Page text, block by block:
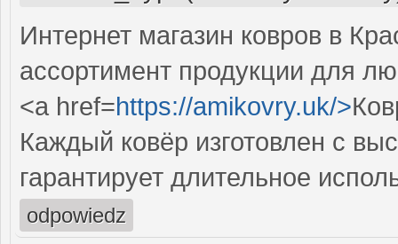
Интернет магазин ковров в
ассортимент продукции для
<a href=https://amikovry.uk/>
Каждый ковёр изготовлен с
гарантирует длительное
odpowiedz